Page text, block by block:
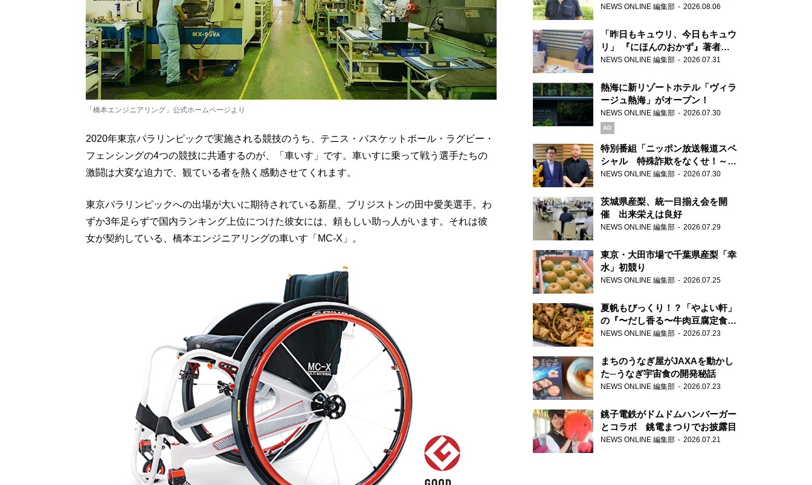
「橋本エンジニアリング」公式ホームページより
2020年東京パラリンピックで実施される競技のうち、テニス・バスケットボール・ラグビー・
フェンシングの4つの競技に共通するのが、「車いす」です。車いすに乗って戦う選手たちの
激闘は大変な迫力で、観ている者を熱く感動させてくれます。
東京パラリンピックへの出場が大いに期待されている新星、ブリジストンの田中愛美選手。わ
ずか3年足らずで国内ランキング上位につけた彼女には、頼もしい助っ人がいます。それは彼
女が契約している、橋本エンジニアリングの車いす「MC‐X」。
り継ぐ男性
NEWS ONLINE 編集部 2026.08.06
「昨日もキュウリ、今日もキュウ
リ」 『にほんのおかず』著者が
見つけた家庭料理の知恵
NEWS ONLINE 編集部 2026.07.31
熱海に新リゾートホテル「ヴィラ
ージュ熱海」がオープン！
NEWS ONLINE 編集部 2026.07.30
AD
特別番組「ニッポン放送報道スペ
シャル 特殊詐欺をなくせ！～被
害者・加害者・警視庁が語るトク
NEWS ONLINE 編集部 2026.07.30
茨城県産梨、統一目揃え会を開
催 出来栄えは良好
NEWS ONLINE 編集部 2026.07.29
東京・大田市場で千葉県産梨「幸
水」初競り
NEWS ONLINE 編集部 2026.07.25
夏帆もびっくり！？「やよい軒」
の『〜だし香る〜牛肉豆腐定食』
が香り高すぎる
NEWS ONLINE 編集部 2026.07.23
まちのうなぎ屋がJAXAを動かし
た─うなぎ宇宙食の開発秘話
NEWS ONLINE 編集部 2026.07.23
銚子電鉄がドムドムハンバーガー
とコラボ 銚電まつりでお披露目
NEWS ONLINE 編集部 2026.07.21